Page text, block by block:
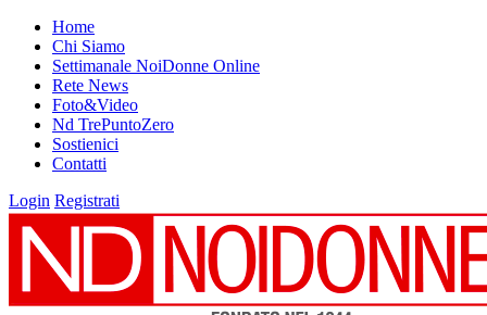
Home
Chi Siamo
Settimanale NoiDonne Online
Rete News
Foto&Video
Nd TrePuntoZero
Sostienici
Contatti
Login Registrati